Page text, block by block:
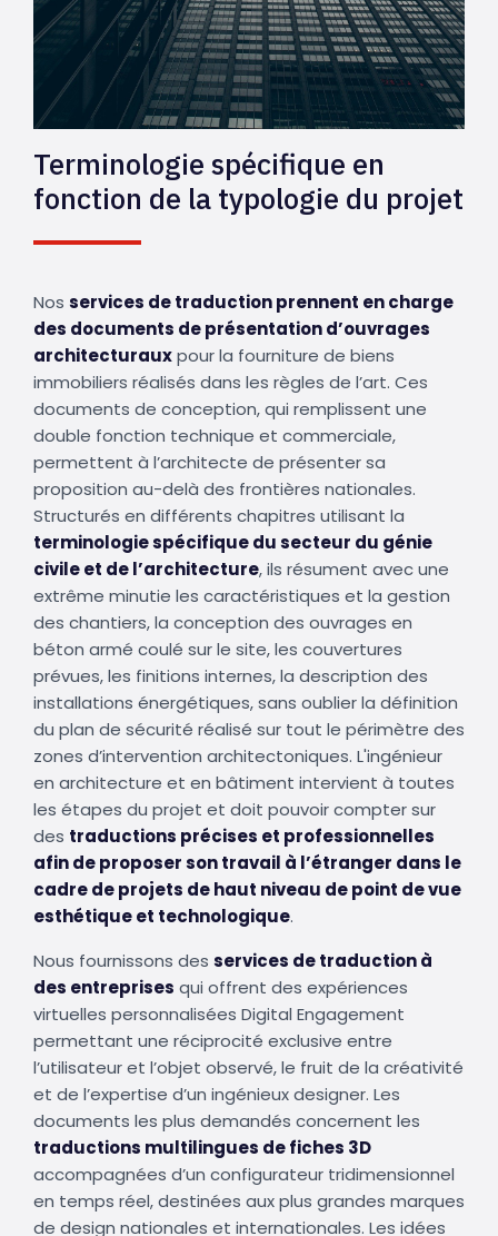
Terminologie spécifique en
fonction de la typologie du projet
Nos services de traduction prennent en charge
des documents de présentation d’ouvrages
architecturauxpour la fourniture de biens
immobiliers réalisés dans les règles de l’art. Ces
documents de conception, qui remplissent une
double fonction technique et commerciale,
permettent à l’architecte de présenter sa
proposition au-delà des frontières nationales.
Structurés en différents chapitres utilisant la
terminologie spécifique du secteur du génie
civile et de l’architecture, ils résument avec une
extrême minutie les caractéristiques et la gestion
des chantiers, la conception des ouvrages en
béton armé coulé sur le site, les couvertures
prévues, les finitions internes, la description des
installations énergétiques, sans oublier la définition
du plan de sécurité réalisé sur tout le périmètre des
zones d’intervention architectoniques. L'ingénieur
en architecture et en bâtiment intervient à toutes
les étapes du projet et doit pouvoir compter sur
des traductions précises et professionnelles
afin de proposer son travail à l’étranger dans le
cadre de projets de haut niveau de point de vue
esthétique et technologique.
Nous fournissons des services de traduction à
des entreprises qui offrent des expériences
virtuelles personnalisées Digital Engagement
permettant une réciprocité exclusive entre
l’utilisateur et l’objet observé, le fruit de la créativité
et de l’expertise d’un ingénieux designer. Les
documents les plus demandés concernent les
traductions multilingues de fiches 3D
accompagnées d’un configurateur tridimensionnel
en temps réel, destinées aux plus grandes marques
de design nationales et internationales. Les idées